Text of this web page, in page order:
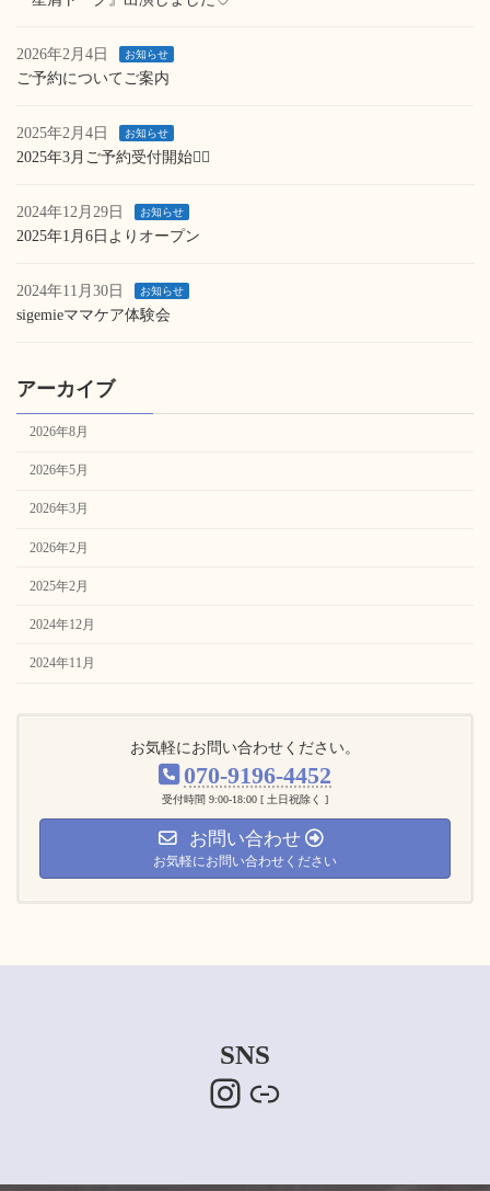
2026年2月4日 お知らせ
ご予約についてご案内
2025年2月4日 お知らせ
2025年3月ご予約受付開始💁‍♀️
2024年12月29日 お知らせ
2025年1月6日よりオープン
2024年11月30日 お知らせ
sigemieママケア体験会
アーカイブ
2026年8月
2026年5月
2026年3月
2026年2月
2025年2月
2024年12月
2024年11月
お気軽にお問い合わせください。
070-9196-4452
受付時間 9:00-18:00 [ 土日祝除く ]
お問い合わせ
お気軽にお問い合わせください
SNS
Instagram
Link